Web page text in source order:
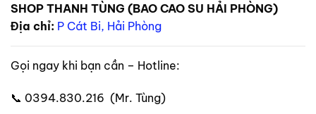
SHOP THANH TÙNG (BAO CAO SU HẢI PHÒNG)
Địa chỉ: P Cát Bi, Hải Phòng
Gọi ngay khi bạn cần – Hotline:
📞 0394.830.216 (Mr. Tùng)